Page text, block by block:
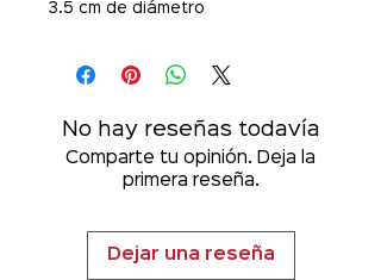
3.5 cm de diámetro
No hay reseñas todavía
Comparte tu opinión. Deja la
primera reseña.
Dejar una reseña